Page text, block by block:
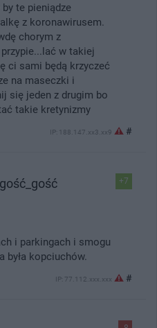
te pieniądze
z koronawirusem.
chorym z
w takiej
ci sami będą krzyczeć
na maseczki i
się jeden z drugim bo
takie kretynizmy
IP: 188.147.xx3.xx9 #
+7
i parkingach i smogu
była kopciuchów.
IP: 77.112.xxx.xxx #